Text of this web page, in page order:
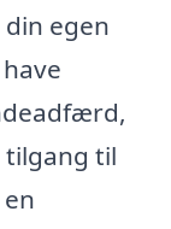
egen
tilgang til